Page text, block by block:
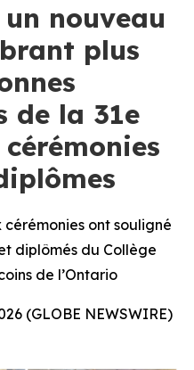
nouveau
plus
de la 31e
cérémonies ont souligné
diplômés du Collège
de l’Ontario
(GLOBE NEWSWIRE)